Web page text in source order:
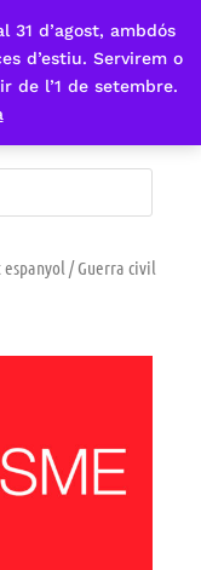
31 d’agost, ambdós
d’estiu. Servirem o
de l’1 de setembre.
espanyol /Guerra civil